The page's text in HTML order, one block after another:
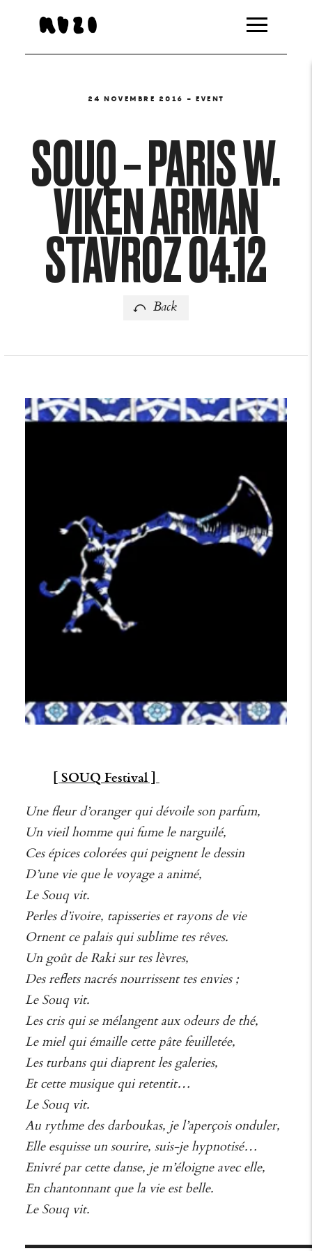
24 NOVEMBRE 2016 - EVENT
SOUQ – PARIS W.
VIKEN ARMAN
STAVROZ 04.12
Back
[SOUQ Festival]
Une fleur d’oranger qui dévoile son parfum,
Un vieil homme qui fume le narguilé,
Ces épices colorées qui peignent le dessin
D’une vie que le voyage a animé,
Le Souq vit.
Perles d’ivoire, tapisseries et rayons de vie
Ornent ce palais qui sublime tes rêves.
Un goût de Raki sur tes lèvres,
Des reflets nacrés nourrissent tes envies ;
Le Souq vit.
Les cris qui se mélangent aux odeurs de thé,
Le miel qui émaille cette pâte feuilletée,
Les turbans qui diaprent les galeries,
Et cette musique qui retentit…
Le Souq vit.
Au rythme des darboukas, je l’aperçois onduler,
Elle esquisse un sourire, suis-je hypnotisé…
Enivré par cette danse, je m’éloigne avec elle,
En chantonnant que la vie est belle.
Le Souq vit.